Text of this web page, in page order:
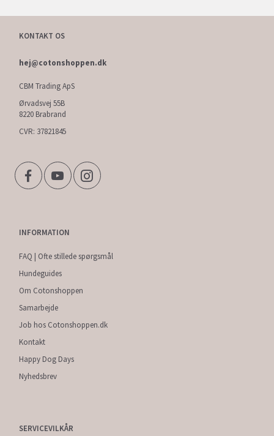
KONTAKT OS
hej@cotonshoppen.dk
CBM Trading ApS
Ørvadsvej 55B
8220 Brabrand
CVR: 37821845
INFORMATION
FAQ | Ofte stillede spørgsmål
Hundeguides
Om Cotonshoppen
Samarbejde
Job hos Cotonshoppen.dk
Kontakt
Happy Dog Days
Nyhedsbrev
SERVICEVILKÅR